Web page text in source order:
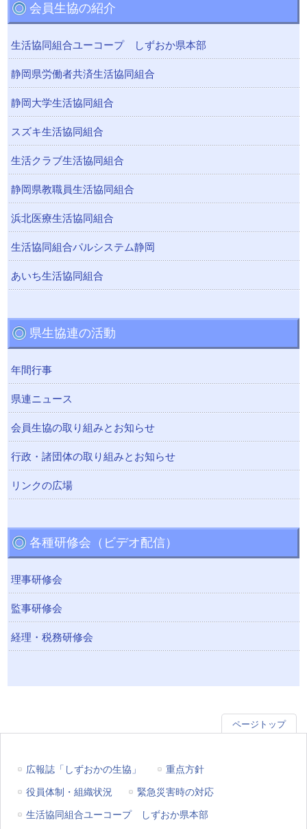
会員生協の紹介
生活協同組合ユーコープ しずおか県本部
静岡県労働者共済生活協同組合
静岡大学生活協同組合
スズキ生活協同組合
生活クラブ生活協同組合
静岡県教職員生活協同組合
浜北医療生活協同組合
生活協同組合パルシステム静岡
あいち生活協同組合
県生協連の活動
年間行事
県連ニュース
会員生協の取り組みとお知らせ
行政・諸団体の取り組みとお知らせ
リンクの広場
各種研修会（ビデオ配信）
理事研修会
監事研修会
経理・税務研修会
ページトップ
広報誌「しずおかの生協」 重点方針
役員体制・組織状況 緊急災害時の対応
生活協同組合ユーコープ しずおか県本部